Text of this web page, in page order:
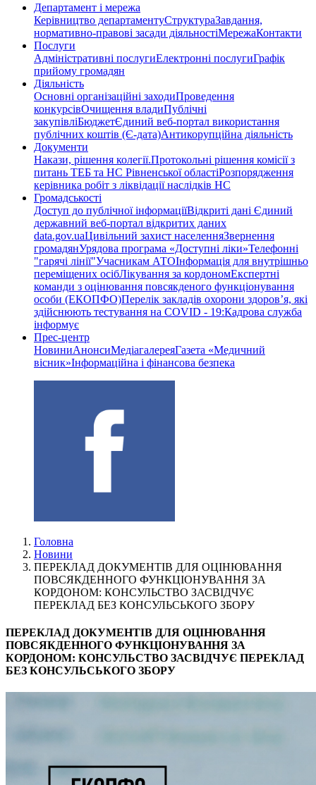
Департамент і мережа
Керівництво департаментуСтруктураЗавдання,
нормативно-правові засади діяльностіМережаКонтакти
Послуги
Адміністративні послугиЕлектронні послугиГрафік
прийому громадян
Діяльність
Основні організаційні заходиПроведення
конкурсівОчищення владиПублічні
закупівліБюджетЄдиний веб-портал використання
публічних коштів (Є-дата)Антикорупційна діяльність
Документи
Накази, рішення колегії.Протокольні рішення комісії з
питань ТЕБ та НС Рівненської областіРозпорядження
керівника робіт з ліквідації наслідків НС
Громадськості
Доступ до публічної інформаціїВідкриті дані Єдиний
державний веб-портал відкритих даних
data.gov.uaЦивільний захист населенняЗвернення
громадянУрядова програма «Доступні ліки»Телефонні
"гарячі лінії"Учасникам АТОІнформація для внутрішньо
переміщених осібЛікування за кордономЕкспертні
команди з оцінювання повсякденого функціонування
особи (ЕКОПФО)Перелік закладів охорони здоров’я, які
здійснюють тестування на COVID - 19:Кадрова служба
інформує
Прес-центр
НовиниАнонсиМедіагалереяГазета «Медичний
вісник»Інформаційна і фінансова безпека
Головна
Новини
ПЕРЕКЛАД ДОКУМЕНТІВ ДЛЯ ОЦІНЮВАННЯ
ПОВСЯКДЕННОГО ФУНКЦІОНУВАННЯ ЗА
КОРДОНОМ: КОНСУЛЬСТВО ЗАСВІДЧУЄ
ПЕРЕКЛАД БЕЗ КОНСУЛЬСЬКОГО ЗБОРУ
ПЕРЕКЛАД ДОКУМЕНТІВ ДЛЯ ОЦІНЮВАННЯ
ПОВСЯКДЕННОГО ФУНКЦІОНУВАННЯ ЗА
КОРДОНОМ: КОНСУЛЬСТВО ЗАСВІДЧУЄ ПЕРЕКЛАД
БЕЗ КОНСУЛЬСЬКОГО ЗБОРУ